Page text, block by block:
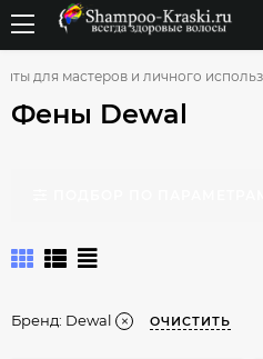
для мастеров и личного
Фены Dewal
Бренд: Dewal ОЧИСТИТЬ